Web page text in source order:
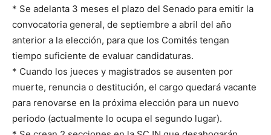
* Se adelanta 3 meses el plazo del Senado para emitir la
convocatoria general, de septiembre a abril del año
anterior a la elección, para que los Comités tengan
tiempo suficiente de evaluar candidaturas.
* Cuando los jueces y magistrados se ausenten por
muerte, renuncia o destitución, el cargo quedará vacante
para renovarse en la próxima elección para un nuevo
periodo (actualmente lo ocupa el segundo lugar).